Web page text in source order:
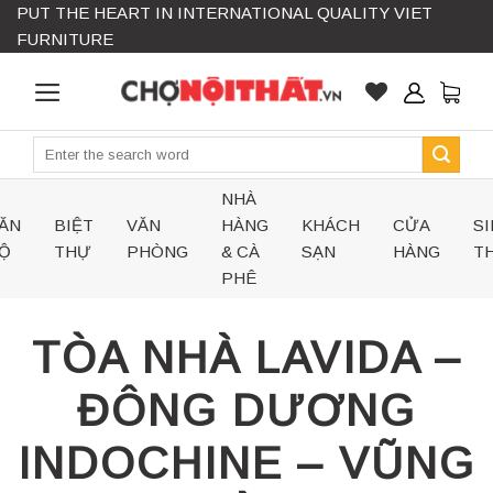
Skip
PUT THE HEART IN INTERNATIONAL QUALITY VIET
FURNITURE
Search
BIỆT
THỰ
VĂN
PHÒNG
NHÀ
HÀNG
& CÀ
PHÊ
KHÁCH
SẠN
CỬA
HÀNG
TÒA NHÀ LAVIDA –
ĐÔNG DƯƠNG
INDOCHINE – VŨNG